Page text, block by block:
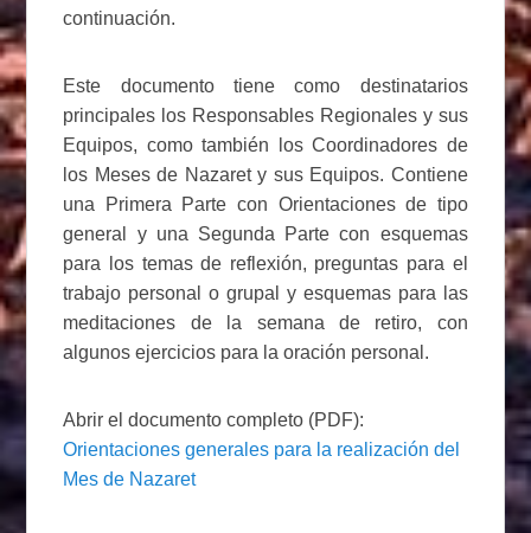
continuación.
Este documento tiene como destinatarios
principales los Responsables Regionales y sus
Equipos, como también los Coordinadores de
los Meses de Nazaret y sus Equipos. Contiene
una Primera Parte con Orientaciones de tipo
general y una Segunda Parte con esquemas
para los temas de reflexión, preguntas para el
trabajo personal o grupal y esquemas para las
meditaciones de la semana de retiro, con
algunos ejercicios para la oración personal.
Abrir el documento completo (PDF):
Orientaciones generales para la realización del
Mes de Nazaret